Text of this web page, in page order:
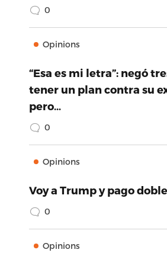
0
Opinions
“Esa es mi letra”: negó
tener un plan contra su
pero…
0
Opinions
Voy a Trump y pago doble
0
Opinions